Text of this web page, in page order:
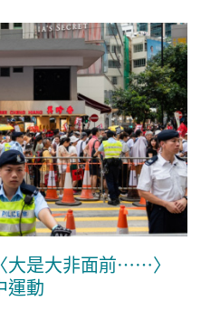
大是大非面前……〉
運動